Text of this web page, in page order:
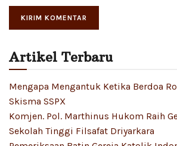
Artikel Terbaru
Mengapa Mengantuk Ketika Berdoa
Skisma SSPX
Komjen. Pol. Marthinus Hukom Raih
Sekolah Tinggi Filsafat Driyarkara